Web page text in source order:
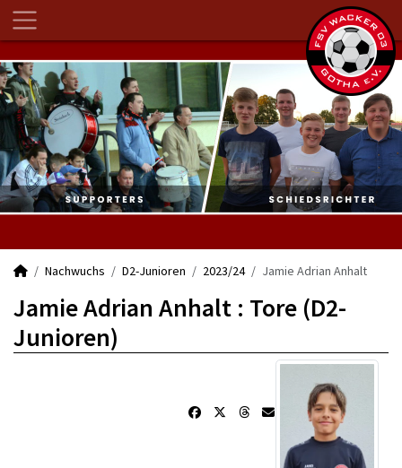
Nachwuchs D2-Junioren 2023/24 Jamie Adrian Anhalt
Jamie Adrian Anhalt : Tore (D2-
Junioren)